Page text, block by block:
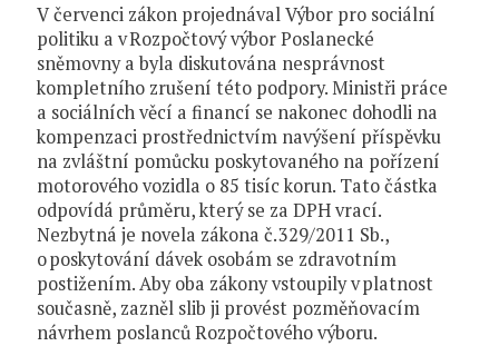
V červenci zákon projednával Výbor pro sociální
politiku a v Rozpočtový výbor Poslanecké
sněmovny a byla diskutována nesprávnost
kompletního zrušení této podpory. Ministři práce
a sociálních věcí a financí se nakonec dohodli na
kompenzaci prostřednictvím navýšení příspěvku
na zvláštní pomůcku poskytovaného na pořízení
motorového vozidla o 85 tisíc korun. Tato částka
odpovídá průměru, který se za DPH vrací.
Nezbytná je novela zákona č. 329/2011 Sb.,
o poskytování dávek osobám se zdravotním
postižením. Aby oba zákony vstoupily v platnost
současně, zazněl slib ji provést pozměňovacím
návrhem poslanců Rozpočtového výboru.